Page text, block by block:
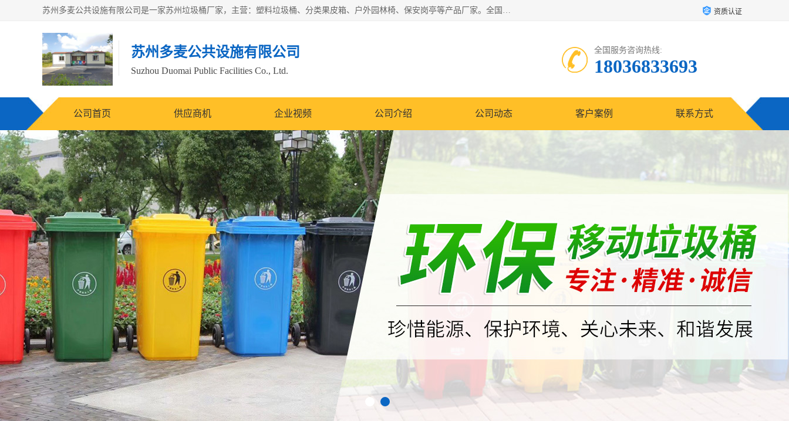
苏州多麦公共设施有限公司是一家苏州垃圾桶厂家，主营：塑料垃圾桶、分类果皮箱、户外园林椅、保安岗亭等产品厂家。全国统一热线电话：17105580222。公司组建完善的团队。设计人员，能根据客户要求，提供适合的设计方案，来满足客户的需求。 资质认证
苏州多麦公共设施有限公司
Suzhou Duomai Public Facilities Co., Ltd.
全国服务咨询热线:
18036833693
公司首页 供应商机 企业视频 公司介绍 公司动态 客户案例 联系方式